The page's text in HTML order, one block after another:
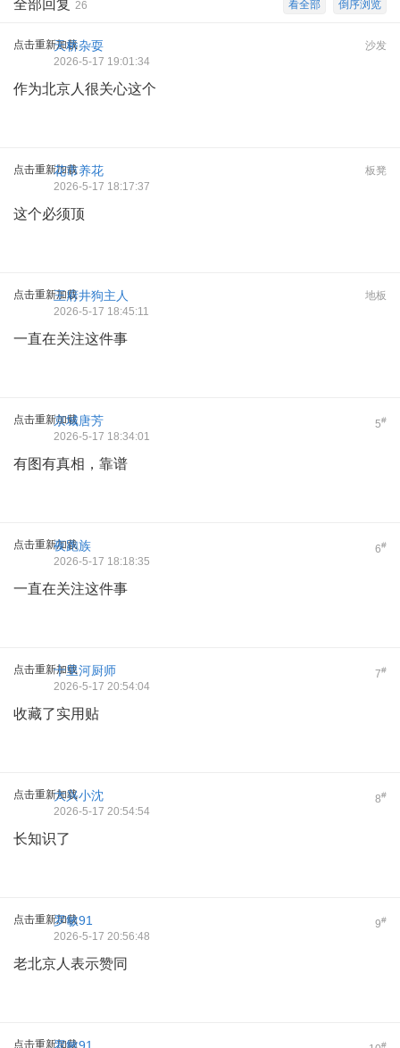
倒序浏览
看全部
全部回复 26
点击重新加载 沙发
天桥杂耍
2026-5-17 19:01:34
作为北京人很关心这个
点击重新加载 板凳
花市养花
2026-5-17 18:17:37
这个必须顶
点击重新加载 地板
王府井狗主人
2026-5-17 18:45:11
一直在关注这件事
点击重新加载 5#
京城唐芳
2026-5-17 18:34:01
有图有真相，靠谱
点击重新加载 6#
夜跑族
2026-5-17 18:18:35
一直在关注这件事
点击重新加载 7#
十里河厨师
2026-5-17 20:54:04
收藏了实用贴
点击重新加载 8#
大兴小沈
2026-5-17 20:54:54
长知识了
点击重新加载 9#
罗敏91
2026-5-17 20:56:48
老北京人表示赞同
点击重新加载 #
罗敏91